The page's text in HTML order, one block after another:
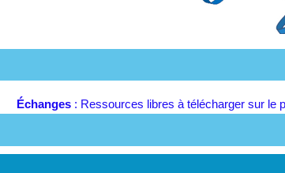
Échanges : Ressources libres à télécharger sur le